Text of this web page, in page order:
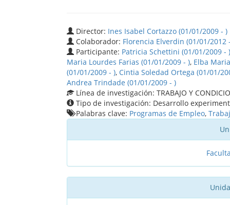
Director: Ines Isabel Cortazzo (01/01/2009 - )
Colaborador: Florencia Elverdin (01/01/2012
Participante: Patricia Schettini (01/01/2009 - )
Maria Lourdes Farias (01/01/2009 - ), Elba
(01/01/2009 - ), Cintia Soledad Ortega (01/01/
Andrea Trindade (01/01/2009 - )
Línea de investigación: TRABAJO Y
Tipo de investigación: Desarrollo
Palabras clave: Programas de Empleo,